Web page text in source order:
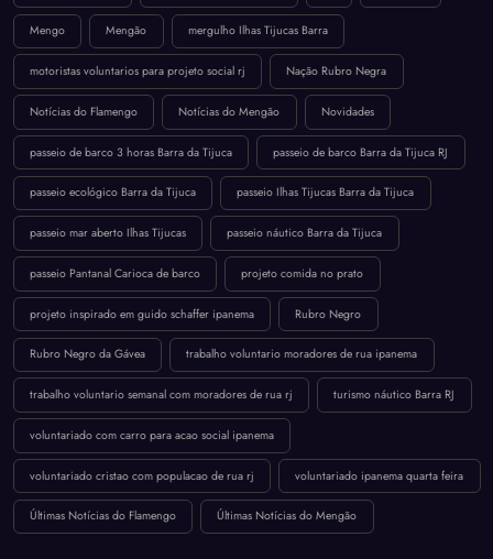
Mengo Mengão mergulho Ilhas Tijucas Barra
motoristas voluntarios para projeto social rj Nação Rubro Negra
Notícias do Flamengo Notícias do Mengão Novidades
passeio de barco 3 horas Barra da Tijuca passeio de barco Barra da Tijuca RJ
passeio ecológico Barra da Tijuca passeio Ilhas Tijucas Barra da Tijuca
passeio mar aberto Ilhas Tijucas passeio náutico Barra da Tijuca
passeio Pantanal Carioca de barco projeto comida no prato
projeto inspirado em guido schaffer ipanema Rubro Negro
Rubro Negro da Gávea trabalho voluntario moradores de rua ipanema
trabalho voluntario semanal com moradores de rua rj turismo náutico Barra RJ
voluntariado com carro para acao social ipanema
voluntariado cristao com populacao de rua rj voluntariado ipanema quarta feira
Últimas Notícias do Flamengo Últimas Notícias do Mengão